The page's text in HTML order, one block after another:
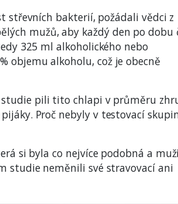
střevních bakterií, požádali vědci z
mužů, aby každý den po dobu
325 ml alkoholického nebo
objemu alkoholu, což je obecně
pili tito chlapi v průměru
Proč nebyly v testovací
si byla co nejvíce podobná a
studie neměnili své stravovací ani